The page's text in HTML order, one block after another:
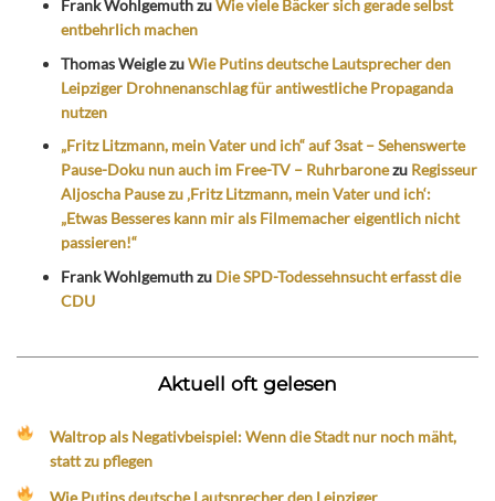
Frank WohlgemuthzuWie viele Bäcker sich gerade selbst
entbehrlich machen
Thomas WeiglezuWie Putins deutsche Lautsprecher den
Leipziger Drohnenanschlag für antiwestliche Propaganda
nutzen
„Fritz Litzmann, mein Vater und ich“ auf 3sat – Sehenswerte
Pause-Doku nun auch im Free-TV – Ruhrbaronezu Regisseur
Aljoscha Pause zu ‚Fritz Litzmann, mein Vater und ich‘:
„Etwas Besseres kann mir als Filmemacher eigentlich nicht
passieren!“
Frank Wohlgemuthzu Die SPD-Todessehnsucht erfasst die
CDU
Aktuell oft gelesen
Waltrop als Negativbeispiel: Wenn die Stadt nur noch mäht,
statt zu pflegen